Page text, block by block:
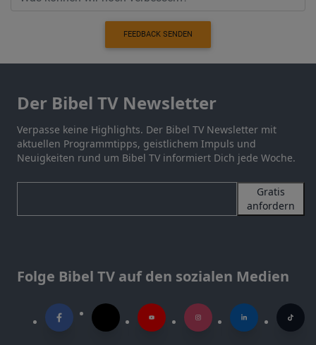
FEEDBACK SENDEN
Der Bibel TV Newsletter
Verpasse keine Highlights. Der Bibel TV Newsletter mit
aktuellen Programmtipps, geistlichem Impuls und
Neuigkeiten rund um Bibel TV informiert Dich jede Woche.
Gratis
anfordern
Folge Bibel TV auf den sozialen Medien